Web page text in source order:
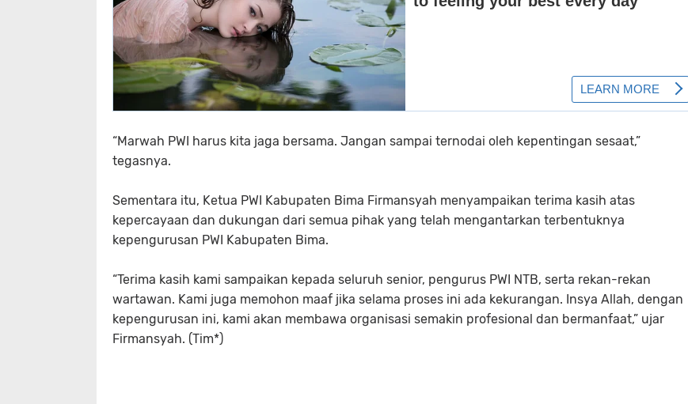
“Marwah PWI harus kita jaga bersama. Jangan sampai ternodai oleh kepentingan sesaat,”
tegasnya.
Sementara itu, Ketua PWI Kabupaten Bima Firmansyah menyampaikan terima kasih atas
kepercayaan dan dukungan dari semua pihak yang telah mengantarkan terbentuknya
kepengurusan PWI Kabupaten Bima.
“Terima kasih kami sampaikan kepada seluruh senior, pengurus PWI NTB, serta rekan-rekan
wartawan. Kami juga memohon maaf jika selama proses ini ada kekurangan. Insya Allah, dengan
kepengurusan ini, kami akan membawa organisasi semakin profesional dan bermanfaat,” ujar
Firmansyah. (Tim*)